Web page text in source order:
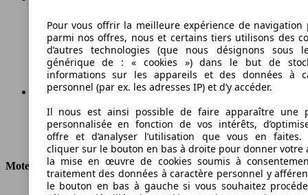
95 g/km
Émissions de CO2 (combinées)*
Ø 3.6 l/100km
Consommation
Moteur et Puissance
Pour vous offrir la meilleure expérience de navigation
parmi nos offres, nous et certains tiers utilisons des
d’autres technologies (que nous désignons sous
générique de : « cookies ») dans le but de
informations sur les appareils et des données à
personnel (par ex. les adresses IP) et d’y accéder.
Il nous est ainsi possible de faire apparaître une
personnalisée en fonction de vos intérêts,
offre et d’analyser l’utilisation que vous en faites.
cliquer sur le bouton en bas à droite pour donner votre
la mise en œuvre de cookies soumis à
traitement des données à caractère personnel y
le bouton en bas à gauche si vous souhaitez